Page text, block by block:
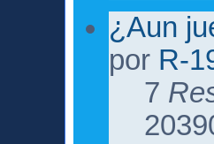
¿Aun
por R-
7